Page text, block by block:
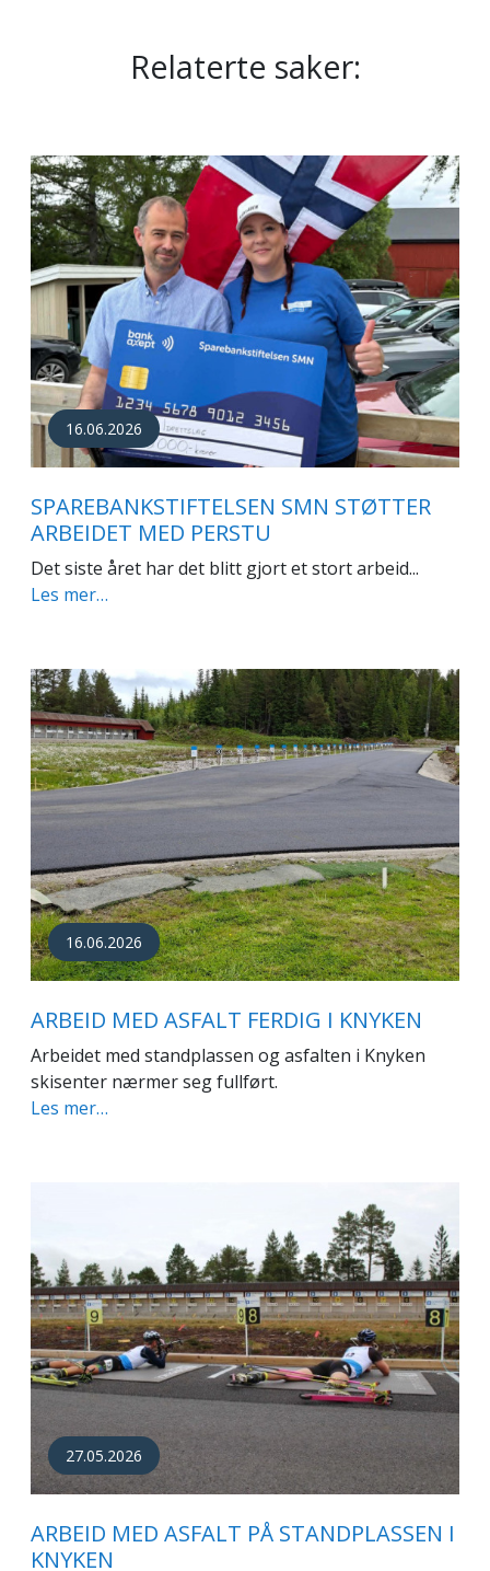
Relaterte saker:
16.06.2026
SPAREBANKSTIFTELSEN SMN STØTTER
ARBEIDET MED PERSTU
Det siste året har det blitt gjort et stort arbeid...
Les mer…
16.06.2026
ARBEID MED ASFALT FERDIG I KNYKEN
Arbeidet med standplassen og asfalten i Knyken
skisenter nærmer seg fullført.
Les mer…
27.05.2026
ARBEID MED ASFALT PÅ STANDPLASSEN I
KNYKEN